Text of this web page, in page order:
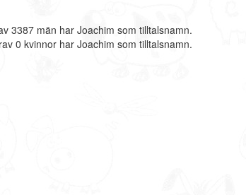
3387 män har Joachim som tilltalsnamn.
0 kvinnor har Joachim som tilltalsnamn.